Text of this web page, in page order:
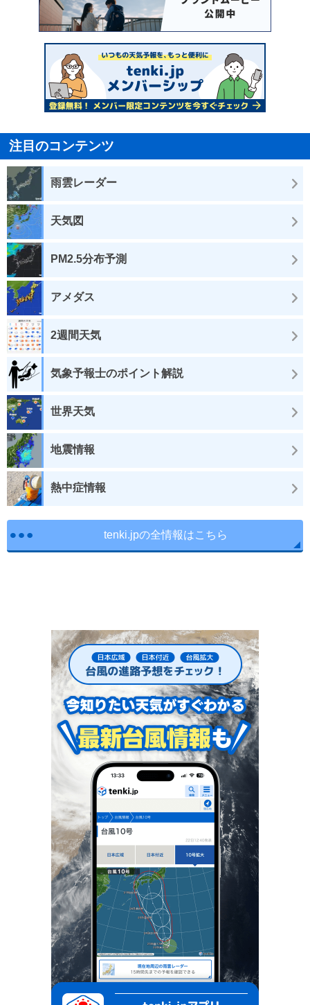
注目のコンテンツ
雨雲レーダー
天気図
PM2.5分布予測
アメダス
2週間天気
気象予報士のポイント解説
世界天気
地震情報
熱中症情報
tenki.jpの全情報はこちら